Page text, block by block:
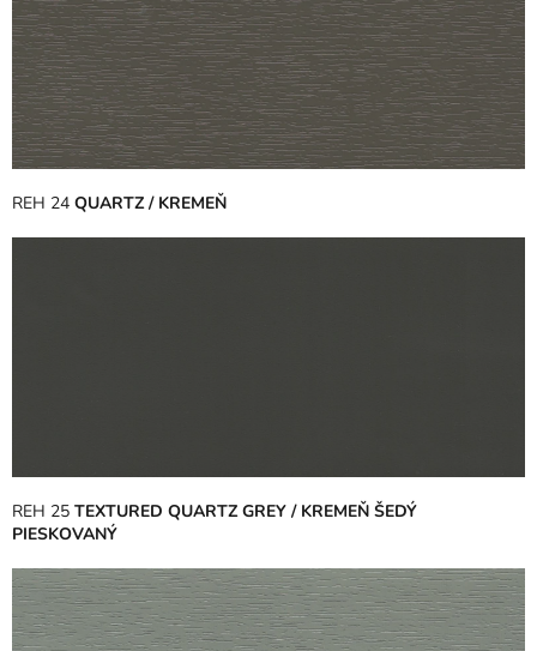
REH 24 QUARTZ / KREMEŇ
REH 25 TEXTURED QUARTZ GREY / KREMEŇ ŠEDÝ
PIESKOVANÝ